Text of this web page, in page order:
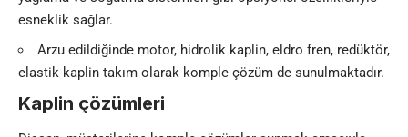
esneklik sağlar.
Arzu edildiğinde motor, hidrolik kaplin, eldro fren, redüktör,
elastik kaplin takım olarak komple çözüm de sunulmaktadır.
Kaplin çözümleri